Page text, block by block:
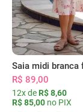
R$ 89,00
12x de R$ 8,60
R$ 85,00 no PIX